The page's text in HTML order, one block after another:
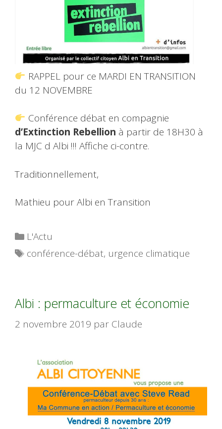
RAPPEL pour ce MARDI EN TRANSITION
du 12 NOVEMBRE
Conférence débat en compagnie
d’Extinction Rebellion à partir de 18H30 à
la MJC d Albi !!! Affiche ci-contre.
Traditionnellement,
Mathieu pour Albi en Transition
Catégories
L'Actu
Étiquettes
conférence-débat, urgence climatique
Albi : permaculture et économie
2 novembre 2019 par Claude